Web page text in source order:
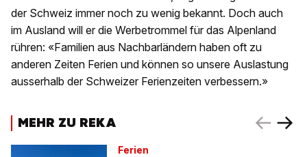
der Schweiz immer noch zu wenig bekannt. Doch auch
im Ausland will er die Werbetrommel für das Alpenland
rühren: «Familien aus Nachbarländern haben oft zu
anderen Zeiten Ferien und können so unsere Auslastung
ausserhalb der Schweizer Ferienzeiten verbessern.»
MEHR ZU REKA
Ferien